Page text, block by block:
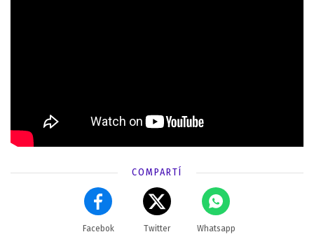
COMPARTÍ
Facebok Twitter Whatsapp